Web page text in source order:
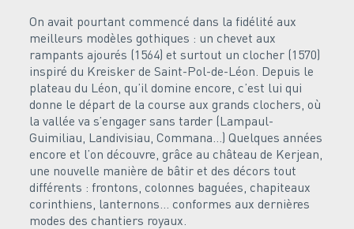
On avait pourtant commencé dans la fidélité aux
meilleurs modèles gothiques : un chevet aux
rampants ajourés (1564) et surtout un clocher (1570)
inspiré du Kreisker de Saint-Pol-de-Léon. Depuis le
plateau du Léon, qu’il domine encore, c’est lui qui
donne le départ de la course aux grands clochers, où
la vallée va s’engager sans tarder (Lampaul-
Guimiliau, Landivisiau, Commana…) Quelques années
encore et l’on découvre, grâce au château de Kerjean,
une nouvelle manière de bâtir et des décors tout
différents : frontons, colonnes baguées, chapiteaux
corinthiens, lanternons… conformes aux dernières
modes des chantiers royaux.